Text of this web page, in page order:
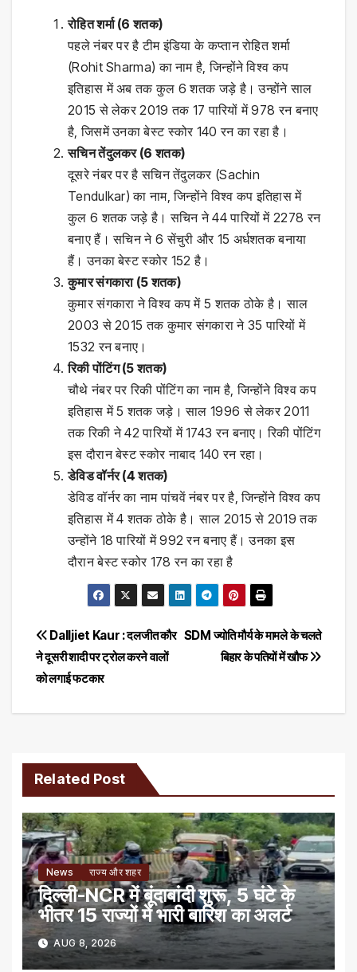
रोहित शर्मा (6 शतक)
पहले नंबर पर है टीम इंडिया के कप्तान रोहित शर्मा
(Rohit Sharma) का नाम है, जिन्होंने विश्व कप
इतिहास में अब तक कुल 6 शतक जड़े है। उन्होंने साल
2015 से लेकर 2019 तक 17 पारियों में 978 रन बनाए
है, जिसमें उनका बेस्ट स्कोर 140 रन का रहा है।
सचिन तेंदुलकर (6 शतक)
दूसरे नंबर पर है सचिन तेंदुलकर (Sachin
Tendulkar) का नाम, जिन्होंने विश्व कप इतिहास में
कुल 6 शतक जड़े है। सचिन ने 44 पारियों में 2278 रन
बनाए हैं। सचिन ने 6 सेंचुरी और 15 अर्धशतक बनाया
हैं। उनका बेस्ट स्कोर 152 है।
कुमार संगकारा (5 शतक)
कुमार संगकारा ने विश्व कप में 5 शतक ठोके है। साल
2003 से 2015 तक कुमार संगकारा ने 35 पारियों में
1532 रन बनाए।
रिकी पोंटिंग (5 शतक)
चौथे नंबर पर रिकी पोंटिंग का नाम है, जिन्होंने विश्व कप
इतिहास में 5 शतक जड़े। साल 1996 से लेकर 2011
तक रिकी ने 42 पारियों में 1743 रन बनाए। रिकी पोंटिंग
इस दौरान बेस्ट स्कोर नाबाद 140 रन रहा।
डेविड वॉर्नर (4 शतक)
डेविड वॉर्नर का नाम पांचवें नंबर पर है, जिन्होंने विश्व कप
इतिहास में 4 शतक ठोके है। साल 2015 से 2019 तक
उन्होंने 18 पारियों में 992 रन बनाए हैं। उनका इस
दौरान बेस्ट स्कोर 178 रन का रहा है
Post
navigation
SDM ज्योति मौर्य के मामले के चलते
बिहार के पतियों में खौफ
Dalljiet Kaur : दलजीत कौर
ने दूसरी शादी पर ट्रोल करने वालों
को लगाई फटकार
Related Post
News राज्य और शहर
दिल्ली-NCR में बूंदाबांदी शुरू, 5 घंटे के
भीतर 15 राज्यों में भारी बारिश का अलर्ट
AUG 8, 2026